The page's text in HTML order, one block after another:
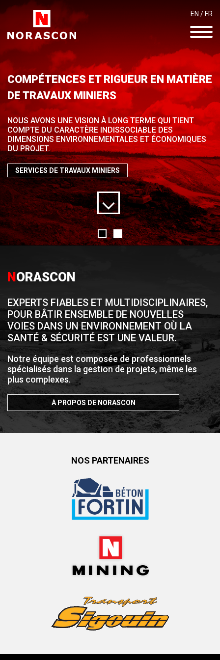
EN / FR
COMPÉTENCES ET RIGUEUR EN MATIÈRE
DE TRAVAUX MINIERS
NOUS AVONS UNE VISION À LONG TERME QUITIENT
COMPTE DU CARACTÈRE INDISSOCIABLEDES
DIMENSIONS ENVIRONNEMENTALES ET ÉCONOMIQUES
DU PROJET.
SERVICES DE TRAVAUX MINIERS
NORASCON
EXPERTS FIABLES ET MULTIDISCIPLINAIRES,
POUR BÂTIRENSEMBLE DE NOUVELLES
VOIES DANS UN ENVIRONNEMENT OÙ LA
SANTÉ & SÉCURITÉ EST UNE VALEUR.
Notre équipe est composée de professionnels
spécialisésdans la gestion de projets, même les
plus complexes.
À PROPOS DE NORASCON
NOS PARTENAIRES